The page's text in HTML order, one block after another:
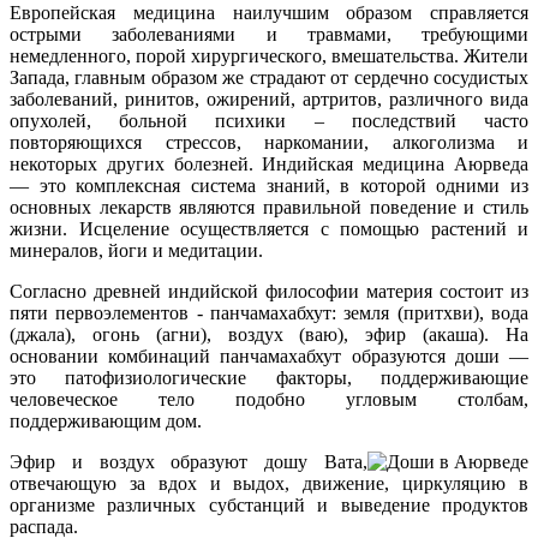
Европейская медицина наилучшим образом справляется
острыми заболеваниями и травмами, требующими
немедленного, порой хирургического, вмешательства. Жители
Запада, главным образом же страдают от сердечно сосудистых
заболеваний, ринитов, ожирений, артритов, различного вида
опухолей, больной психики – последствий часто
повторяющихся стрессов, наркомании, алкоголизма и
некоторых других болезней. Индийская медицина Аюрведа
— это комплексная система знаний, в которой одними из
основных лекарств являются правильной поведение и стиль
жизни. Исцеление осуществляется с помощью растений и
минералов, йоги и медитации.
Согласно древней индийской философии материя состоит из
пяти первоэлементов - панчамахабхут: земля (притхви), вода
(джала), огонь (агни), воздух (ваю), эфир (акаша). На
основании комбинаций панчамахабхут образуются доши —
это патофизиологические факторы, поддерживающие
человеческое тело подобно угловым столбам,
поддерживающим дом.
Эфир и воздух образуют дошу Вата,
отвечающую за вдох и выдох, движение, циркуляцию в
организме различных субстанций и выведение продуктов
распада.